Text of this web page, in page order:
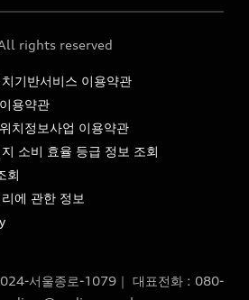
램
사항
ccc.co.kr
rights reserved
치기반서비스 이용약관
용약관
치정보사업 이용약관
소비 효율 등급 정보 조회
회
에 관한 정보
서울종로-1079｜ 대표전화 : 080-